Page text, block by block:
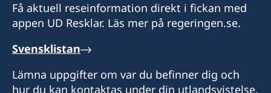
Få aktuell reseinformation direkt i fickan med
appen UD Resklar. Läs mer på regeringen.se.
Svensklistan
Lämna uppgifter om var du befinner dig och
hur du kan kontaktas under din utlandsvistelse.